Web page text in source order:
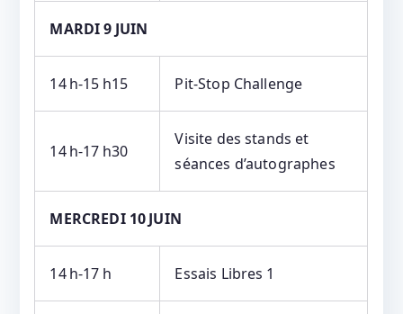
MARDI 9 JUIN
14 h‑15 h15 Pit‑Stop Challenge
14 h‑17 h30
Visite des stands et
séances d’autographes
MERCREDI 10 JUIN
14 h‑17 h Essais Libres 1